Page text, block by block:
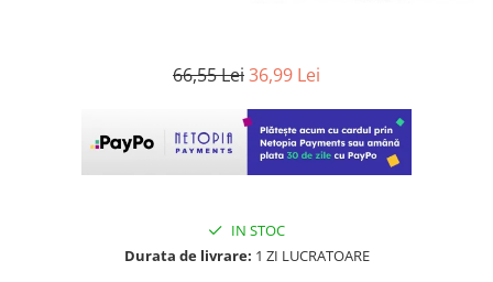
66,55 Lei36,99 Lei
IN STOC
Durata de livrare: 1 ZI LUCRATOARE